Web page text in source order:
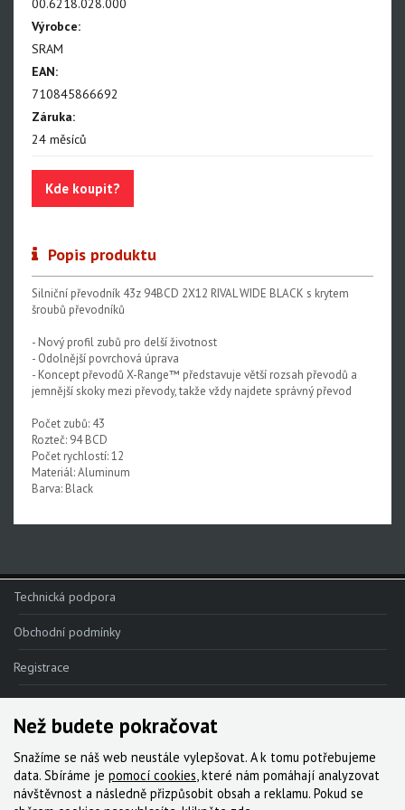
NX Eagle
SX Eagle
X01DH
GX
GX DH
NX
Red XPLR AXS E1
Red AXS E1
Rival AXS E1
Force XPLR AXS E1
Rival XPLR AXS E1
Force eTap AXS Iridescent
Force eTap AXS
Rival eTap AXS
XPLR AXS
Force22/Force
Rival 1
Rival22/Rival
00.6218.028.000
Výrobce:
SRAM
EAN:
710845866692
Záruka:
24 měsíců
Kde koupit?
Popis produktu
Silniční převodník 43z 94BCD 2X12 RIVAL WIDE BLACK s krytem
šroubů převodníků
- Nový profil zubů pro delší životnost
- Odolnější povrchová úprava
- Koncept převodů X-Range™ představuje větší rozsah převodů a
jemnější skoky mezi převody, takže vždy najdete správný převod
Počet zubů: 43
Rozteč: 94 BCD
Počet rychlostí: 12
Materiál: Aluminum
Barva: Black
Technická podpora
Obchodní podmínky
Registrace
Reklamace
Kde nakoupit
Kontakt
Než budete pokračovat
Snažíme se náš web neustále vylepšovat. A k tomu potřebujeme
data. Sbíráme je pomocí cookies, které nám pomáhají analyzovat
návštěvnost a následně přizpůsobit obsah a reklamu. Pokud se